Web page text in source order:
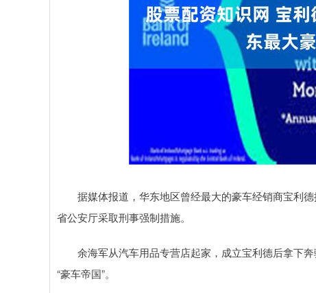
据媒体报道，华东地区曾经最大的豪车经销商宝利德
省公安厅采取刑事强制措施。
余海军从汽车用品专营店起家，成立宝利德后拿下奔
“豪车帝国”。